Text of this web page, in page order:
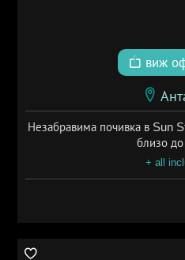
виж
Незабравима почивка в Sun
близо
+ all